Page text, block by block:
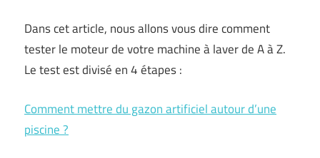
Dans cet article, nous allons vous dire comment
tester le moteur de votre machine à laver de A à Z.
Le test est divisé en 4 étapes :
Comment mettre du gazon artificiel autour d’une
piscine ?